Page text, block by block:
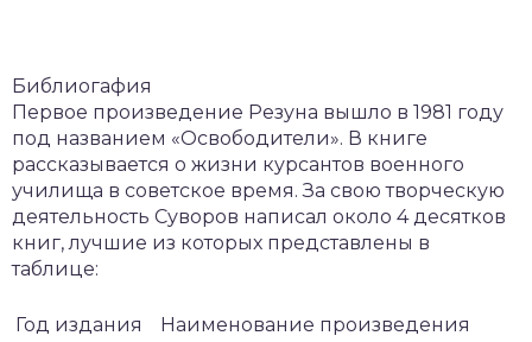
Библиогафия
Первое произведение Резуна вышло в 1981 году
под названием «Освободители». В книге
рассказывается о жизни курсантов военного
училища в советское время. За свою творческую
деятельность Суворов написал около 4 десятков
книг, лучшие из которых представлены в
таблице:
Год издания
Наименование произведения